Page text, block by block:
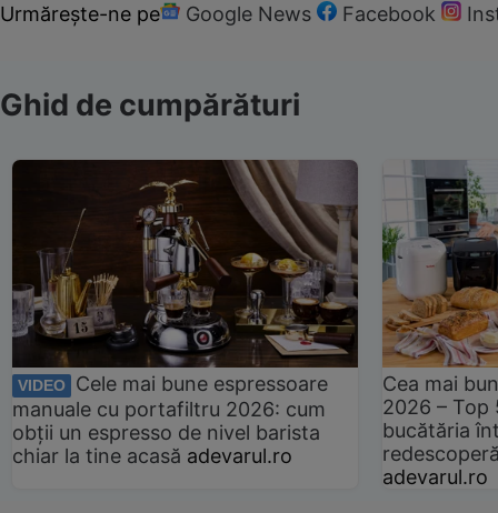
Urmărește-ne pe Google News Facebook
Ghid de cumpărături
VIDEO
Cele mai bune espressoare
manuale cu portafiltru 2026: cum
obții un espresso de nivel barista
chiar la tine acasă adevarul.ro
Cea mai
2026 –
bucătăria
adevarul.ro